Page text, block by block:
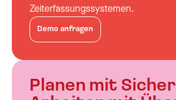
Zeiterfassungssystemen.
Demo anfragen
Planen mit